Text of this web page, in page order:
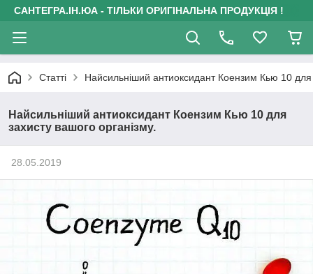
САНТЕГРА.ІН.ЮА - ТІЛЬКИ ОРИГІНАЛЬНА ПРОДУКЦІЯ !
Статті Найсильніший антиоксидант Коензим Кью 10 для
Найсильніший антиоксидант Коензим Кью 10 для
захисту вашого організму.
28.05.2019